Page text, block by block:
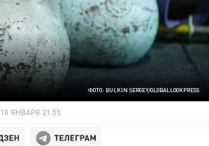
ФОТО: BULKIN SERGEY/GLOBALLOOKPRESS
10 ЯНВАРЯ 21:55